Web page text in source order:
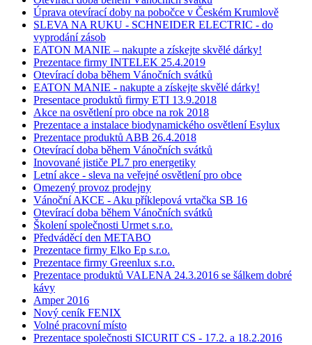
Úprava otevírací doby na pobočce v Českém Krumlově
SLEVA NA RUKU - SCHNEIDER ELECTRIC - do
vyprodání zásob
EATON MANIE – nakupte a získejte skvělé dárky!
Prezentace firmy INTELEK 25.4.2019
Otevírací doba během Vánočních svátků
EATON MANIE - nakupte a získejte skvělé dárky!
Presentace produktů firmy ETI 13.9.2018
Akce na osvětlení pro obce na rok 2018
Prezentace a instalace biodynamického osvětlení Esylux
Prezentace produktů ABB 26.4.2018
Otevírací doba během Vánočních svátků
Inovované jističe PL7 pro energetiky
Letní akce - sleva na veřejné osvětlení pro obce
Omezený provoz prodejny
Vánoční AKCE - Aku příklepová vrtačka SB 16
Otevírací doba během Vánočních svátků
Školení společnosti Urmet s.r.o.
Předváděcí den METABO
Prezentace firmy Elko Ep s.r.o.
Prezentace firmy Greenlux s.r.o.
Prezentace produktů VALENA 24.3.2016 se šálkem dobré
kávy
Amper 2016
Nový ceník FENIX
Volné pracovní místo
Prezentace společnosti SICURIT CS - 17.2. a 18.2.2016